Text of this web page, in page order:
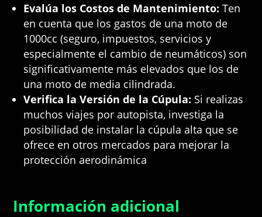
Evalúa los Costos de Mantenimiento: Ten
en cuenta que los gastos de una moto de
1000cc (seguro, impuestos, servicios y
especialmente el cambio de neumáticos) son
significativamente más elevados que los de
una moto de media cilindrada.
Verifica la Versión de la Cúpula: Si realizas
muchos viajes por autopista, investiga la
posibilidad de instalar la cúpula alta que se
ofrece en otros mercados para mejorar la
protección aerodinámica
Información adicional